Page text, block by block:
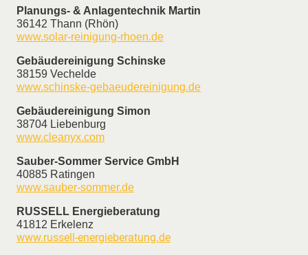
Planungs- & Anlagentechnik Martin
36142 Thann (Rhön)
www.solar-reinigung-rhoen.de
Gebäudereinigung Schinske
38159 Vechelde
www.schinske-gebaeudereinigung.de
Gebäudereinigung Simon
38704 Liebenburg
www.cleanyx.com
Sauber-Sommer Service GmbH
40885 Ratingen
www.sauber-sommer.de
RUSSELL Energieberatung
41812 Erkelenz
www.russell-energieberatung.de